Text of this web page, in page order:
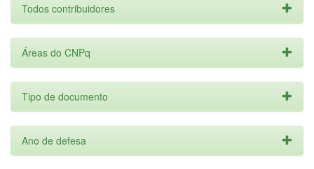
Todos contribuidores
Áreas do CNPq
Tipo de documento
Ano de defesa